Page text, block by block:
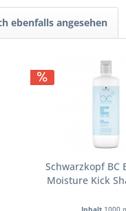
ebenfalls angesehen
Schwarzkopf BC
Moisture Kick
Inhalt 1000